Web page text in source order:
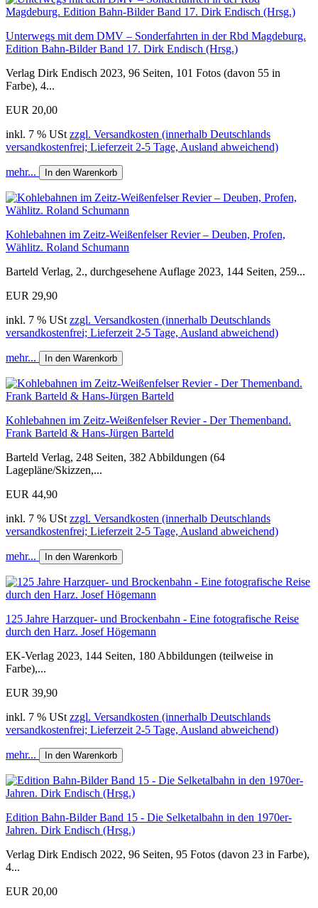
Unterwegs mit dem DMV – Sonderfahrten in der Rbd Magdeburg.
Edition Bahn-Bilder Band 17. Dirk Endisch (Hrsg.)
Verlag Dirk Endisch 2023, 96 Seiten, 101 Fotos (davon 55 in
Farbe), 4...
EUR 20,00
inkl. 7 % USt zzgl. Versandkosten (innerhalb Deutschlands
versandkostenfrei; Lieferzeit 2-5 Tage, Ausland abweichend)
mehr... In den Warenkorb
Kohlebahnen im Zeitz-Weißenfelser Revier – Deuben, Profen,
Wählitz. Roland Schumann
Barteld Verlag, 2., durchgesehene Auflage 2023, 144 Seiten, 259...
EUR 29,90
inkl. 7 % USt zzgl. Versandkosten (innerhalb Deutschlands
versandkostenfrei; Lieferzeit 2-5 Tage, Ausland abweichend)
mehr... In den Warenkorb
Kohlebahnen im Zeitz-Weißenfelser Revier - Der Themenband.
Frank Barteld & Hans-Jürgen Barteld
Barteld Verlag, 248 Seiten, 382 Abbildungen (64
Lagepläne/Skizzen,...
EUR 44,90
inkl. 7 % USt zzgl. Versandkosten (innerhalb Deutschlands
versandkostenfrei; Lieferzeit 2-5 Tage, Ausland abweichend)
mehr... In den Warenkorb
125 Jahre Harzquer- und Brockenbahn - Eine fotografische Reise
durch den Harz. Josef Högemann
EK-Verlag 2023, 144 Seiten, 180 Abbildungen (teilweise in
Farbe),...
EUR 39,90
inkl. 7 % USt zzgl. Versandkosten (innerhalb Deutschlands
versandkostenfrei; Lieferzeit 2-5 Tage, Ausland abweichend)
mehr... In den Warenkorb
Edition Bahn-Bilder Band 15 - Die Selketalbahn in den 1970er-
Jahren. Dirk Endisch (Hrsg.)
Verlag Dirk Endisch 2022, 96 Seiten, 95 Fotos (davon 23 in Farbe),
4...
EUR 20,00